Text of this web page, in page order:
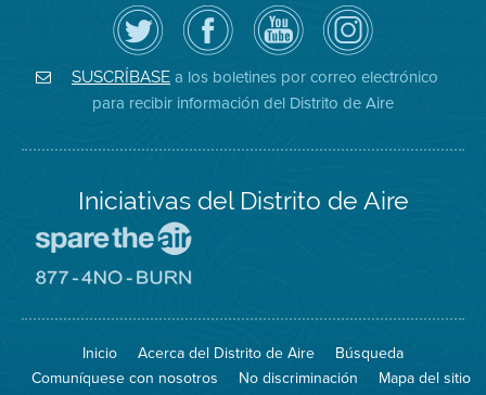
Siga
el
Distrito
de
Aire
en
Twitter
Visite
la
página
de
Facebook
del
Distrito
Canal
de
YouTube
del
Distrito
de
Aire
Air
District
on
Instagram
SUSCRÍBASE a los boletines por correo electrónico
para recibir información del Distrito de Aire
Iniciativas del Distrito de Aire
Spare
Air
el
sitio
8774
Burn
Inicio Acerca del Distrito de Aire
Búsqueda
Comuníquese con nosotros
No discriminación
Mapa del sitio